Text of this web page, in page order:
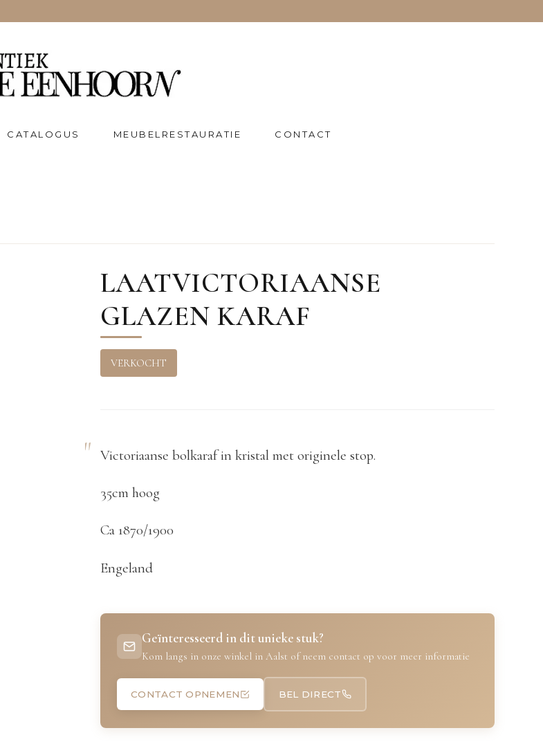
CATALOGUS MEUBELRESTAURATIE CONTACT
LAATVICTORIAANSE
GLAZEN KARAF
VERKOCHT
Victoriaanse bolkaraf in kristal met originele stop.
35cm hoog
Ca 1870/1900
Engeland
Geïnteresseerd in dit unieke stuk?
Kom langs in onze winkel in Aalst of neem contact op voor meer informatie
CONTACT OPNEMEN BEL DIRECT